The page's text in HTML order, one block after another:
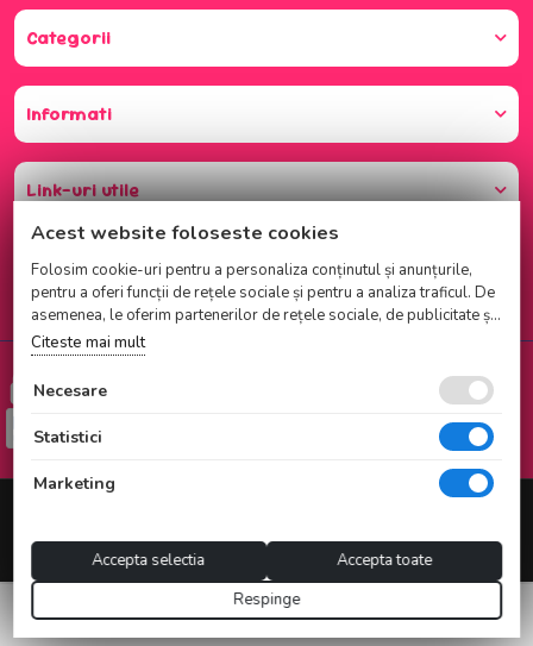
Categorii
Informati
Link-uri utile
Checkout securizat de Netopia
Magazin online realizat de Webname
Acest website foloseste cookies
Folosim cookie-uri pentru a personaliza conținutul și anunțurile,
pentru a oferi funcții de rețele sociale și pentru a analiza traficul. De
asemenea, le oferim partenerilor de rețele sociale, de publicitate și
de analize informații cu privire la modul în care folosiți site-ul
nostru. Aceștia le pot combina cu alte informații oferite de dvs. sau
culese în urma folosirii serviciilor lor.
Citeste mai mult
Necesare
Statistici
Marketing
Respinge
Accepta selectia Accepta toate